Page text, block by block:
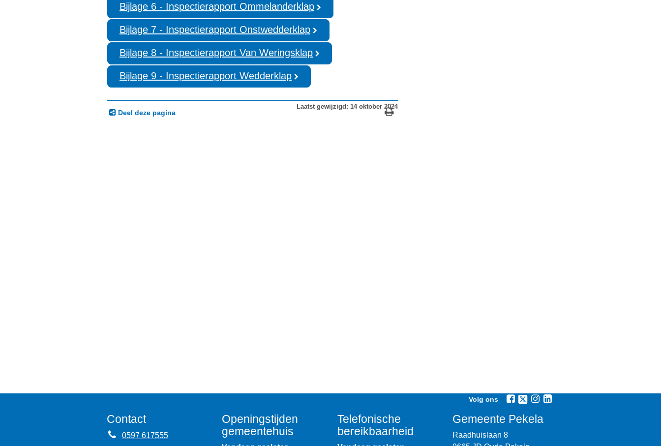
Bijlage 6 - Inspectierapport Ommelanderklap
Bijlage 7 - Inspectierapport Onstwedderklap
Bijlage 8 - Inspectierapport Van Weringsklap
Bijlage 9 - Inspectierapport Wedderklap
Deel deze pagina
Laatst gewijzigd: 14 oktober 2024
Volg ons
Contact
0597 617555
Openingstijden
gemeentehuis
Telefonische
bereikbaarheid
Gemeente Pekela
Raadhuislaan 8